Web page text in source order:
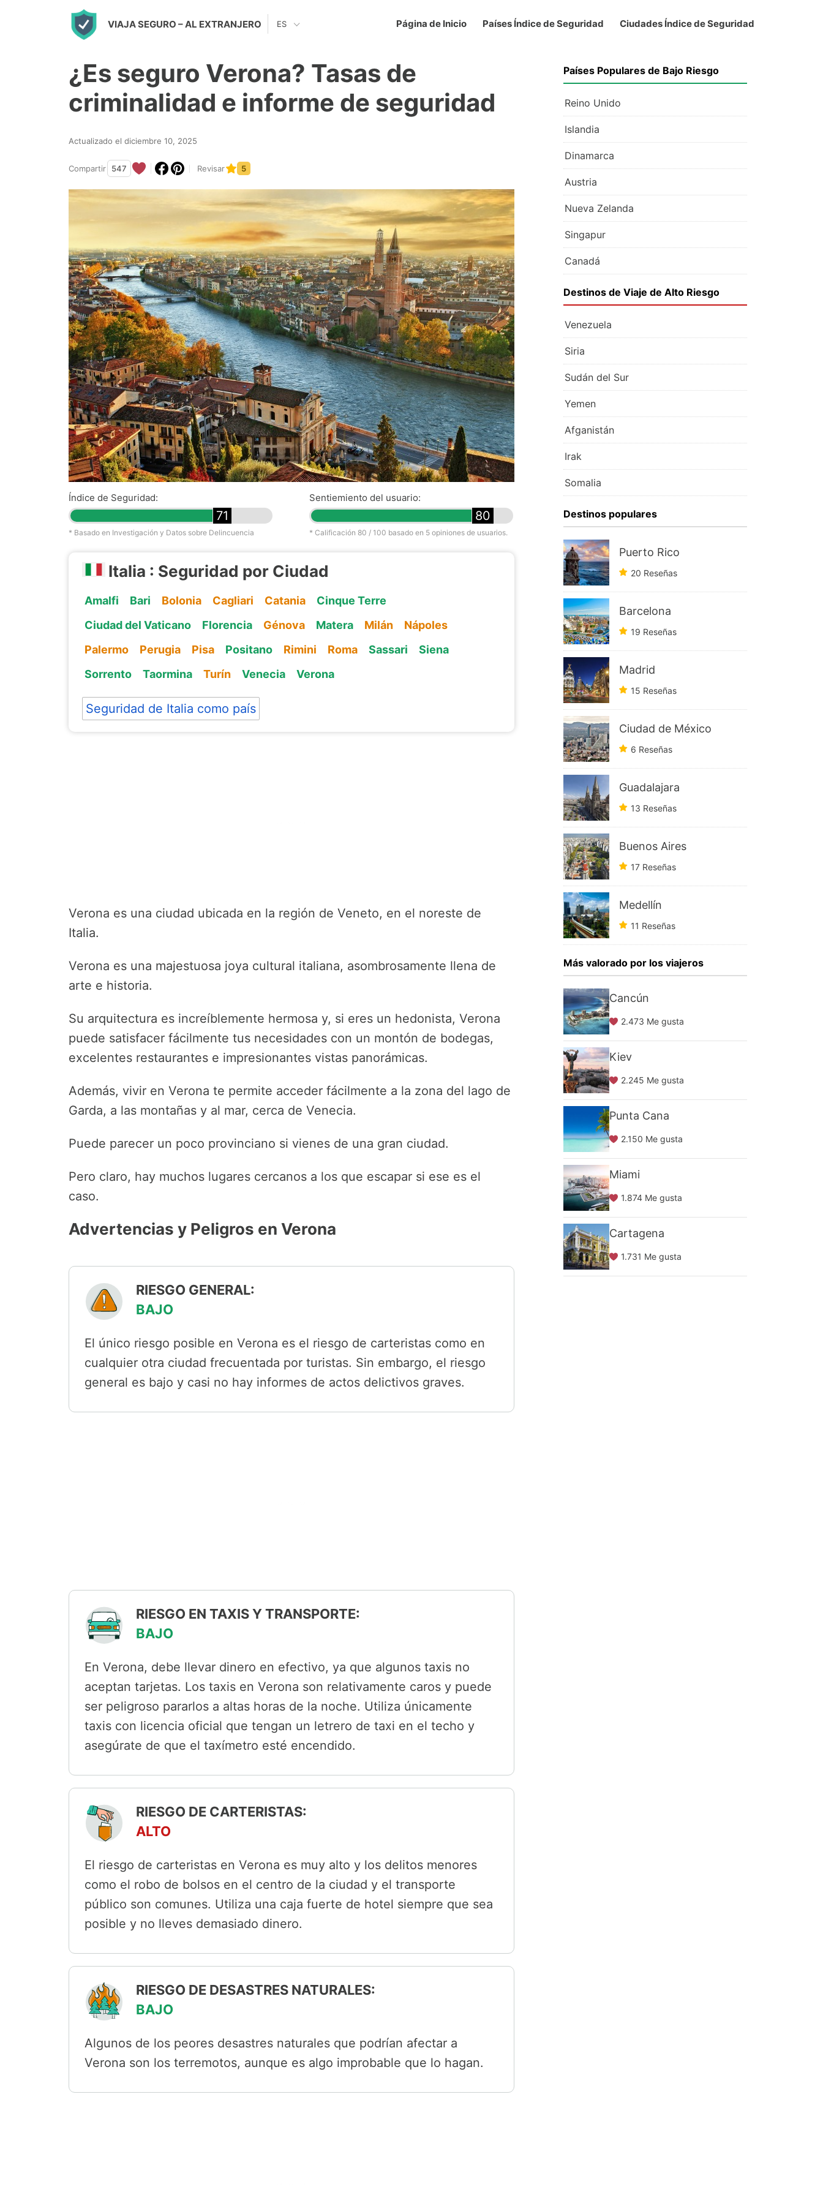
VIAJA SEGURO – AL EXTRANJERO Página de Inicio Países Índice de Seguridad Ciudades Índice de Seguridad
ES
¿Es seguro Verona? Tasas de
criminalidad e informe de seguridad
Actualizado el diciembre 10, 2025
Compartir 547 Revisar 5
Índice de Seguridad:
71
* Basado en Investigación y Datos sobre Delincuencia
Sentiemiento del usuario:
80
* Calificación 80 / 100 basado en 5 opiniones de usuarios.
Italia : Seguridad por Ciudad
Amalfi Bari Bolonia Cagliari Catania
Cinque Terre
Ciudad del Vaticano
Florencia Génova Matera Milán
Nápoles
Palermo
Perugia Pisa Positano Rimini Roma Sassari
Siena
Sorrento
Taormina Turín Venecia Verona
Seguridad de Italia como país
Verona es una ciudad ubicada en la región de Veneto, en el noreste de
Italia.
Verona es una majestuosa joya cultural italiana, asombrosamente llena de
arte e historia.
Su arquitectura es increíblemente hermosa y, si eres un hedonista, Verona
puede satisfacer fácilmente tus necesidades con un montón de bodegas,
excelentes restaurantes e impresionantes vistas panorámicas.
Además, vivir en Verona te permite acceder fácilmente a la zona del lago de
Garda, a las montañas y al mar, cerca de Venecia.
Puede parecer un poco provinciano si vienes de una gran ciudad.
Pero claro, hay muchos lugares cercanos a los que escapar si ese es el
caso.
Advertencias y Peligros en Verona
RIESGO GENERAL:
BAJO
El único riesgo posible en Verona es el riesgo de carteristas como en
cualquier otra ciudad frecuentada por turistas. Sin embargo, el riesgo
general es bajo y casi no hay informes de actos delictivos graves.
RIESGO EN TAXIS Y TRANSPORTE:
BAJO
En Verona, debe llevar dinero en efectivo, ya que algunos taxis no
aceptan tarjetas. Los taxis en Verona son relativamente caros y puede
ser peligroso pararlos a altas horas de la noche. Utiliza únicamente
taxis con licencia oficial que tengan un letrero de taxi en el techo y
asegúrate de que el taxímetro esté encendido.
RIESGO DE CARTERISTAS:
ALTO
El riesgo de carteristas en Verona es muy alto y los delitos menores
como el robo de bolsos en el centro de la ciudad y el transporte
público son comunes. Utiliza una caja fuerte de hotel siempre que sea
posible y no lleves demasiado dinero.
RIESGO DE DESASTRES NATURALES:
BAJO
Algunos de los peores desastres naturales que podrían afectar a
Verona son los terremotos, aunque es algo improbable que lo hagan.
Países Populares de Bajo Riesgo
Reino Unido
Islandia
Dinamarca
Austria
Nueva Zelanda
Singapur
Canadá
Destinos de Viaje de Alto Riesgo
Venezuela
Siria
Sudán del Sur
Yemen
Afganistán
Irak
Somalia
Destinos populares
Puerto Rico
20 Reseñas
Barcelona
19 Reseñas
Madrid
15 Reseñas
Ciudad de México
6 Reseñas
Guadalajara
13 Reseñas
Buenos Aires
17 Reseñas
Medellín
11 Reseñas
Más valorado por los viajeros
Cancún
2.473 Me gusta
Kiev
2.245 Me gusta
Punta Cana
2.150 Me gusta
Miami
1.874 Me gusta
Cartagena
1.731 Me gusta